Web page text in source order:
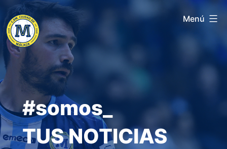
Saltar
contenido
Menú
#somos_
TUS NOTICIAS